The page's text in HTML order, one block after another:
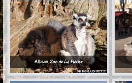
AlbumZoo de La Flèche